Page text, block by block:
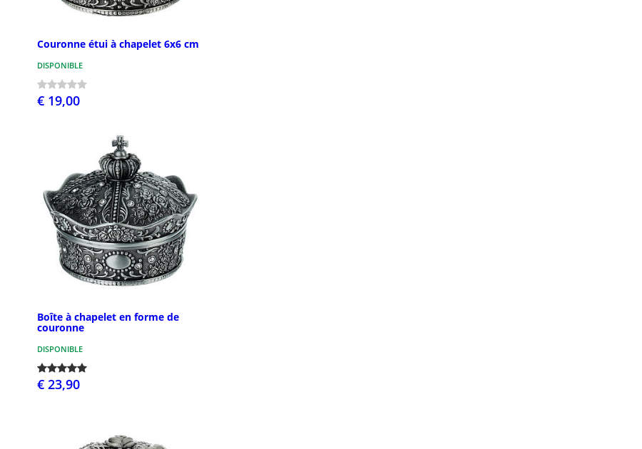
Couronne étui à chapelet 6x6 cm
DISPONIBLE
€ 19,00
Boîte à chapelet en forme de
couronne
DISPONIBLE
€ 23,90